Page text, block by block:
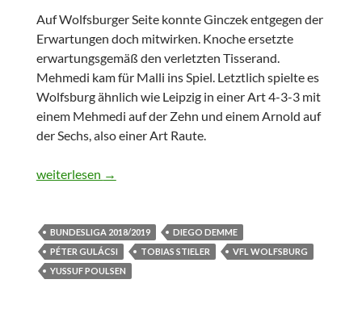
Auf Wolfsburger Seite konnte Ginczek entgegen der
Erwartungen doch mitwirken. Knoche ersetzte
erwartungsgemäß den verletzten Tisserand.
Mehmedi kam für Malli ins Spiel. Letztlich spielte es
Wolfsburg ähnlich wie Leipzig in einer Art 4-3-3 mit
einem Mehmedi auf der Zehn und einem Arnold auf
der Sechs, also einer Art Raute.
Bundesliga: VfL Wolfsburg vs. RB Leipzig 1:0
weiterlesen →
BUNDESLIGA 2018/2019
DIEGO DEMME
PÉTER GULÁCSI
TOBIAS STIELER
VFL WOLFSBURG
YUSSUF POULSEN